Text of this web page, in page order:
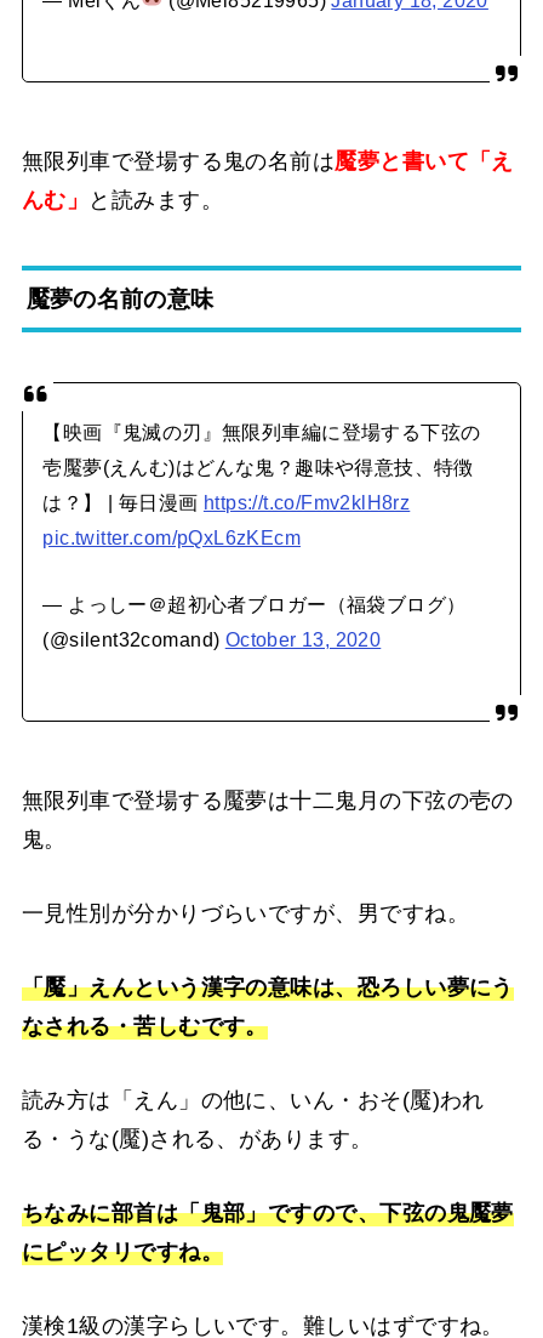
無限列車で登場する鬼の名前は魘夢と書いて「え
んむ」
と読みます。
魘夢の名前の意味
【映画『鬼滅の刃』無限列車編に登場する下弦の
壱魘夢(えんむ)はどんな鬼？趣味や得意技、特徴
は？】 | 毎日漫画 https://t.co/Fmv2klH8rz
pic.twitter.com/pQxL6zKEcm
— よっしー＠超初心者ブロガー（福袋ブログ）
(@silent32comand) October 13, 2020
無限列車で登場する魘夢は十二鬼月の下弦の壱の
鬼。
一見性別が分かりづらいですが、男ですね。
「魘」えんという漢字の意味は、恐ろしい夢にう
なされる・苦しむです。
読み方は「えん」の他に、いん・おそ(魘)われ
る・うな(魘)される、があります。
ちなみに部首は「鬼部」ですので、下弦の鬼魘夢
にピッタリですね。
漢検1級の漢字らしいです。難しいはずですね。